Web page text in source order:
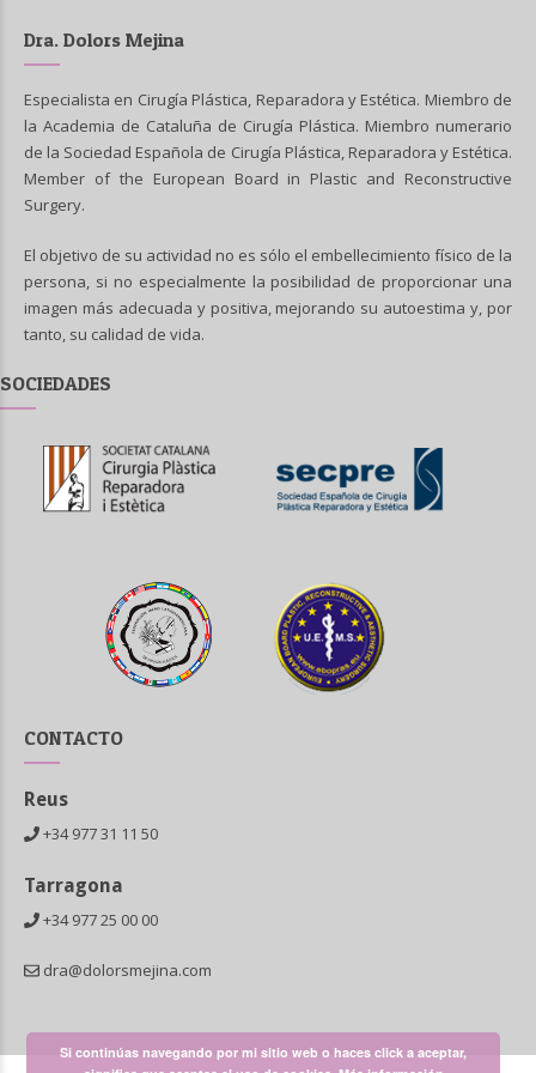
Dra. Dolors Mejina
Especialista en Cirugía Plástica, Reparadora y Estética. Miembro de
la Academia de Cataluña de Cirugía Plástica. Miembro numerario
de la Sociedad Española de Cirugía Plástica, Reparadora y Estética.
Member of the European Board in Plastic and Reconstructive
Surgery.
El objetivo de su actividad no es sólo el embellecimiento físico de la
persona, si no especialmente la posibilidad de proporcionar una
imagen más adecuada y positiva, mejorando su autoestima y, por
tanto, su calidad de vida.
SOCIEDADES
CONTACTO
Reus
+34 977 31 11 50
Tarragona
+34 977 25 00 00
dra@dolorsmejina.com
Si continúas navegando por mi sitio web o haces click a aceptar,